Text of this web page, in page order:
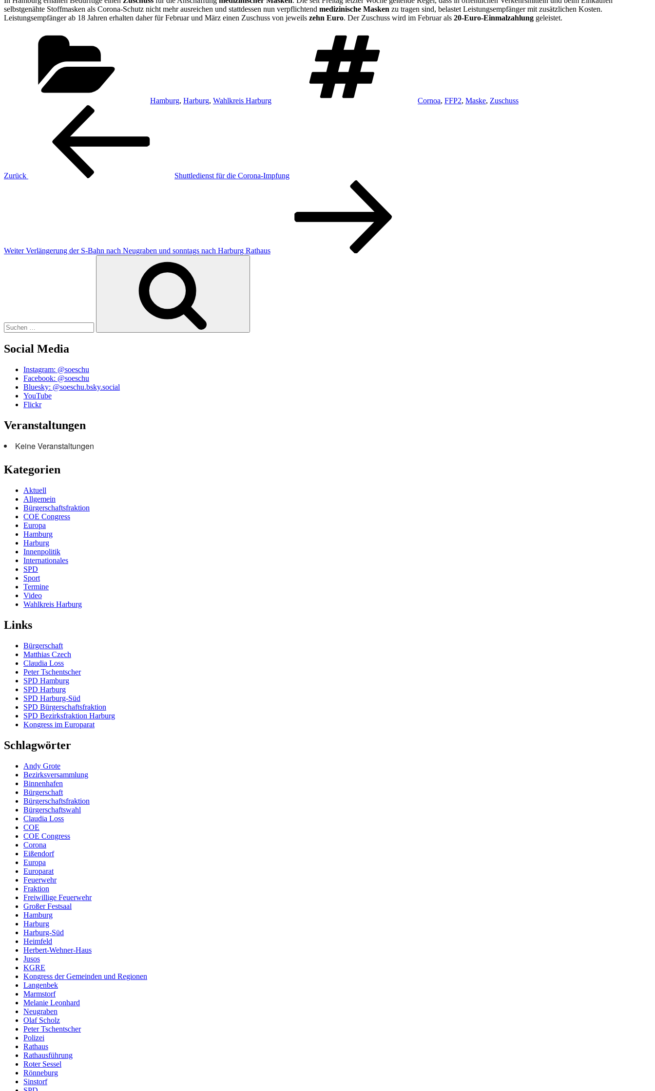
selbstgenähte Stoffmasken als Corona-Schutz nicht mehr ausreichen und stattdessen nun verpflichtend medizinische Masken zu tragen sind, belastet Leistungsempfänger mit zusätzlichen Kosten.
Leistungsempfänger ab 18 Jahren erhalten daher für Februar und März einen Zuschuss von jeweils zehn Euro. Der Zuschuss wird im Februar als 20-Euro-Einmalzahlung geleistet.
Hamburg, Harburg, Wahlkreis Harburg Cornoa, FFP2, Maske, Zuschuss
Beitragsnavigation
Zurück
Shuttledienst für die Corona-Impfung
Weiter Verlängerung der S-Bahn nach Neugraben und sonntags nach Harburg Rathaus
Social Media
Instagram: @soeschu
Facebook: @soeschu
Bluesky: @soeschu.bsky.social
YouTube
Flickr
Veranstaltungen
Keine Veranstaltungen
Kategorien
Aktuell
Allgemein
Bürgerschaftsfraktion
COE Congress
Europa
Hamburg
Harburg
Innenpolitik
Internationales
SPD
Sport
Termine
Video
Wahlkreis Harburg
Links
Bürgerschaft
Matthias Czech
Claudia Loss
Peter Tschentscher
SPD Hamburg
SPD Harburg
SPD Harburg-Süd
SPD Bürgerschaftsfraktion
SPD Bezirksfraktion Harburg
Kongress im Europarat
Schlagwörter
Andy Grote
Bezirksversammlung
Binnenhafen
Bürgerschaft
Bürgerschaftsfraktion
Bürgerschaftswahl
Claudia Loss
COE
COE Congress
Corona
Eißendorf
Europa
Europarat
Feuerwehr
Fraktion
Freiwillige Feuerwehr
Großer Festsaal
Hamburg
Harburg
Harburg-Süd
Heimfeld
Herbert-Wehner-Haus
Jusos
KGRE
Kongress der Gemeinden und Regionen
Langenbek
Marmstorf
Melanie Leonhard
Neugraben
Olaf Scholz
Peter Tschentscher
Polizei
Rathaus
Rathausführung
Roter Sessel
Rönneburg
Sinstorf